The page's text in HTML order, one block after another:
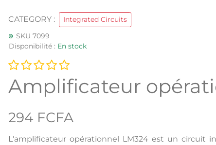
CATEGORY :
Integrated Circuits
SKU 7099
Disponibilité : En stock
Amplificateur
294 FCFA
L'amplificateur opérationnel LM324 est un circuit